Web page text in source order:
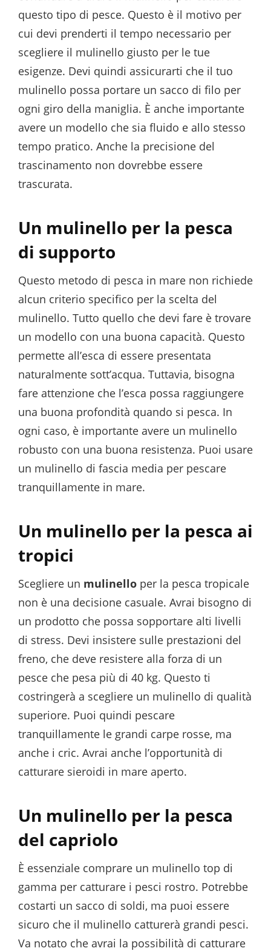
questo tipo di pesce. Questo è il motivo per
cui devi prenderti il tempo necessario per
scegliere il mulinello giusto per le tue
esigenze. Devi quindi assicurarti che il tuo
mulinello possa portare un sacco di filo per
ogni giro della maniglia. È anche importante
avere un modello che sia fluido e allo stesso
tempo pratico. Anche la precisione del
trascinamento non dovrebbe essere
trascurata.
Un mulinello per la pesca
di supporto
Questo metodo di pesca in mare non richiede
alcun criterio specifico per la scelta del
mulinello. Tutto quello che devi fare è trovare
un modello con una buona capacità. Questo
permette all’esca di essere presentata
naturalmente sott’acqua. Tuttavia, bisogna
fare attenzione che l’esca possa raggiungere
una buona profondità quando si pesca. In
ogni caso, è importante avere un mulinello
robusto con una buona resistenza. Puoi usare
un mulinello di fascia media per pescare
tranquillamente in mare.
Un mulinello per la pesca ai
tropici
Scegliere un mulinello per la pesca tropicale
non è una decisione casuale. Avrai bisogno di
un prodotto che possa sopportare alti livelli
di stress. Devi insistere sulle prestazioni del
freno, che deve resistere alla forza di un
pesce che pesa più di 40 kg. Questo ti
costringerà a scegliere un mulinello di qualità
superiore. Puoi quindi pescare
tranquillamente le grandi carpe rosse, ma
anche i cric. Avrai anche l’opportunità di
catturare sieroidi in mare aperto.
Un mulinello per la pesca
del capriolo
È essenziale comprare un mulinello top di
gamma per catturare i pesci rostro. Potrebbe
costarti un sacco di soldi, ma puoi essere
sicuro che il mulinello catturerà grandi pesci.
Va notato che avrai la possibilità di catturare